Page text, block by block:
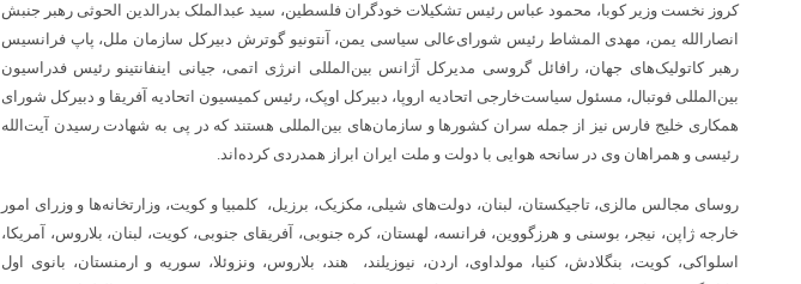
کروز نخست وزیر کوبا، محمود عباس رئیس تشکیلات خودگران فلسطین، سید عبدالملک بدرالدین الحوثی رهبر جنبش
انصارالله یمن، مهدی المشاط رئیس شورای‌عالی سیاسی یمن، آنتونیو گوترش دبیرکل سازمان ملل، پاپ فرانسیس
رهبر کاتولیک‌های جهان، رافائل گروسی مدیرکل آژانس بین‌المللی انرژی اتمی، جیانی اینفانتینو رئیس فدراسیون
بین‌المللی فوتبال، مسئول سیاست‌خارجی اتحادیه اروپا، دبیرکل اوپک، رئیس کمیسیون اتحادیه آفریقا و دبیرکل شورای
همکاری خلیج فارس نیز از جمله سران کشورها و سازمان‌های بین‌المللی هستند که در پی به شهادت رسیدن آیت‌الله
رئیسی و همراهان وی در سانحه هوایی با دولت و ملت ایران ابراز همدردی کرده‌اند.
روسای مجالس مالزی، تاجیکستان، لبنان، دولت‌های شیلی، مکزیک، برزیل، ‌ کلمبیا و کویت، وزارتخانه‌ها و وزرای امور
خارجه ژاپن، نیجر، بوسنی و هرزگووین، فرانسه، لهستان، کره جنوبی، آفریقای جنوبی، کویت، لبنان، بلاروس، آمریکا،
اسلواکی، کویت، بنگلادش، کنیا، مولداوی، اردن، نیوزیلند، ‌ هند، بلاروس، ونزوئلا، سوریه و ارمنستان، بانوی اول